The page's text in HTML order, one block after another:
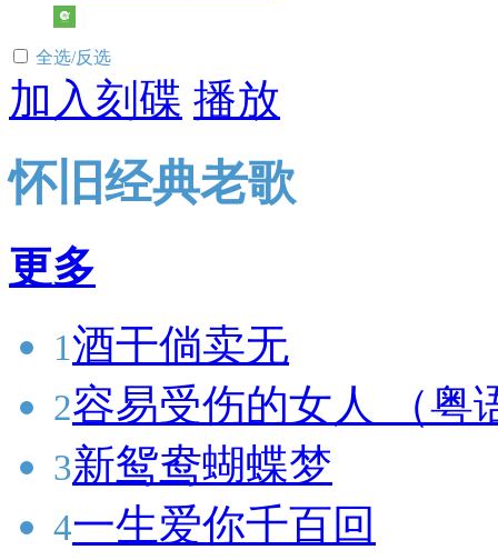
全选/反选
加入刻碟 播放
怀旧经典老歌
更多
1酒干倘卖无
2容易受伤的女人 （粤
3新鸳鸯蝴蝶梦
4一生爱你千百回